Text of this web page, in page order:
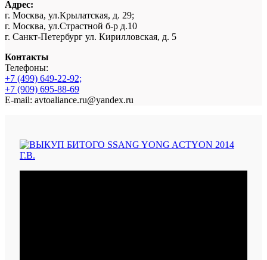
Адрес:
г. Москва, ул.Крылатская, д. 29;
г. Москва, ул.Страстной б-р д.10
г. Санкт-Петербург ул. Кирилловская, д. 5
Контакты
Телефоны:
+7 (499) 649-22-92;
+7 (909) 695-88-69
E-mail: avtoaliance.ru@yandex.ru